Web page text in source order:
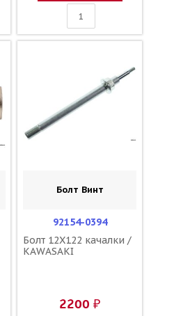
Болт Винт
92154-0394
Болт 12X122 качалки /
KAWASAKI
2200 ₽